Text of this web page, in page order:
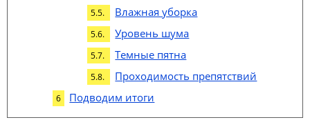
Влажная уборка
Уровень шума
Темные пятна
Проходимость препятствий
Подводим итоги